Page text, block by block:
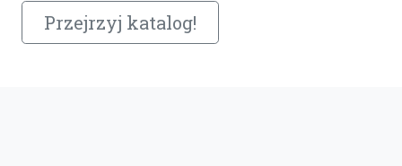
Przejrzyj katalog!